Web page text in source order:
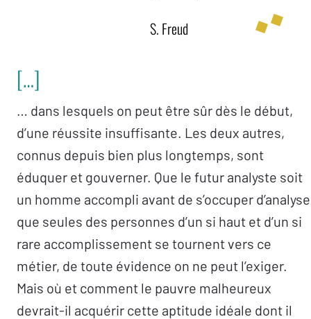
S. Freud
[…]
… dans lesquels on peut être sûr dès le début,
d’une réussite insuffisante. Les deux autres,
connus depuis bien plus longtemps, sont
éduquer et gouverner. Que le futur analyste soit
un homme accompli avant de s’occuper
que seules des personnes d’un si haut et d’un si
rare accomplissement se tournent vers ce
métier, de toute évidence on ne peut l’exiger.
Mais où et comment le pauvre malheureux
devrait-il acquérir cette aptitude idéale dont il